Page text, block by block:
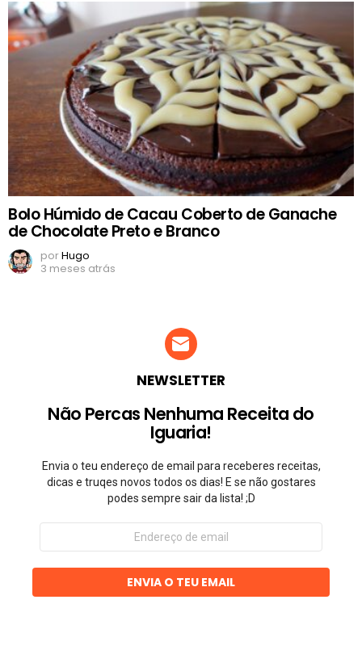
Bolo Húmido de Cacau Coberto de Ganache
de Chocolate Preto e Branco
porHugo
3 meses atrás
NEWSLETTER
Não Percas Nenhuma Receita do
Iguaria!
Envia o teu endereço de email para receberes receitas,
dicas e truqes novos todos os dias! E se não gostares
podes sempre sair da lista! ;D
Endereço
email
ENVIA O TEU EMAIL